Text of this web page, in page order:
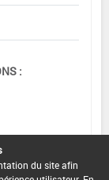
:
du site afin